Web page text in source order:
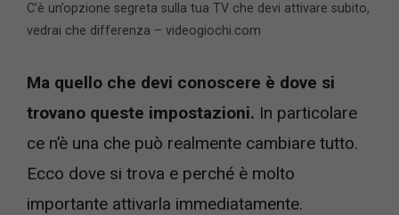
C’è un’opzione segreta sulla tua TV che devi attivare subito,
vedrai che differenza – videogiochi.com
Ma quello che devi conoscere è dove si
trovano queste impostazioni. In particolare
ce n’è una che può realmente cambiare tutto.
Ecco dove si trova e perché è molto
importante attivarla immediatamente.